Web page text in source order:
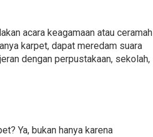
acara keagamaan atau ceramah
karpet, dapat meredam suara
dengan perpustakaan, sekolah,
Ya, bukan hanya karena